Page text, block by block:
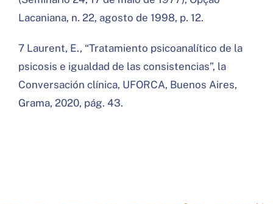
Lacaniana, n. 22, agosto de 1998, p. 12.
7 Laurent, E., “Tratamiento psicoanalítico de la
psicosis e igualdad de las consistencias”, la
Conversación clínica, UFORCA, Buenos Aires,
Grama, 2020, pág. 43.